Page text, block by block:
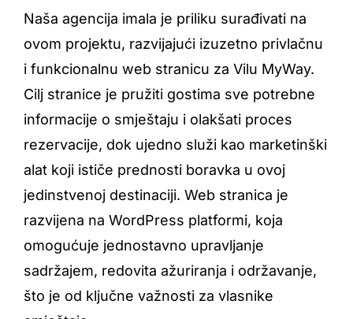
Naša agencija imala je priliku surađivati na
ovom projektu, razvijajući izuzetno privlačnu
i funkcionalnu web stranicu za Vilu MyWay.
Cilj stranice je pružiti gostima sve potrebne
informacije o smještaju i olakšati proces
rezervacije, dok ujedno služi kao marketinški
alat koji ističe prednosti boravka u ovoj
jedinstvenoj destinaciji. Web stranica je
razvijena na WordPress platformi, koja
omogućuje jednostavno upravljanje
sadržajem, redovita ažuriranja i održavanje,
što je od ključne važnosti za vlasnike